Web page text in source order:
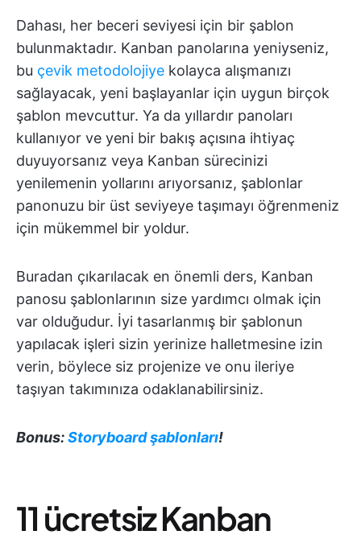
Dahası, her beceri seviyesi için bir şablon
bulunmaktadır. Kanban panolarına yeniyseniz,
bu çevik metodolojiye kolayca alışmanızı
sağlayacak, yeni başlayanlar için uygun birçok
şablon mevcuttur. Ya da yıllardır panoları
kullanıyor ve yeni bir bakış açısına ihtiyaç
duyuyorsanız veya Kanban sürecinizi
yenilemenin yollarını arıyorsanız, şablonlar
panonuzu bir üst seviyeye taşımayı öğrenmeniz
için mükemmel bir yoldur.
Buradan çıkarılacak en önemli ders, Kanban
panosu şablonlarının size yardımcı olmak için
var olduğudur. İyi tasarlanmış bir şablonun
yapılacak işleri sizin yerinize halletmesine izin
verin, böylece siz projenize ve onu ileriye
taşıyan takımınıza odaklanabilirsiniz.
Bonus:Storyboard şablonları!
11 ücretsiz Kanban